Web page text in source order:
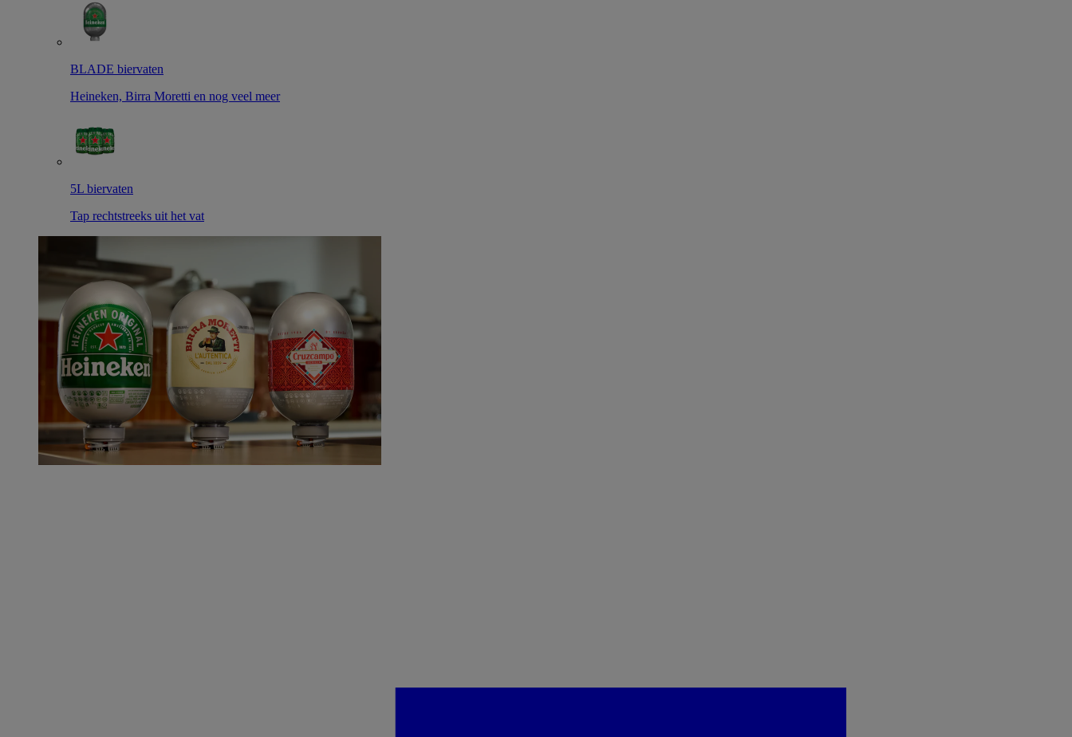
BLADE biervaten
Heineken, Birra Moretti en nog veel meer
5L biervaten
Tap rechtstreeks uit het vat